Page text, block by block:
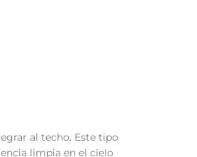
al techo. Este tipo
limpia en el cielo